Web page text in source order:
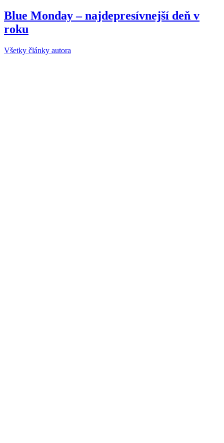
Blue Monday – najdepresívnejší deň v
roku
Všetky články autora